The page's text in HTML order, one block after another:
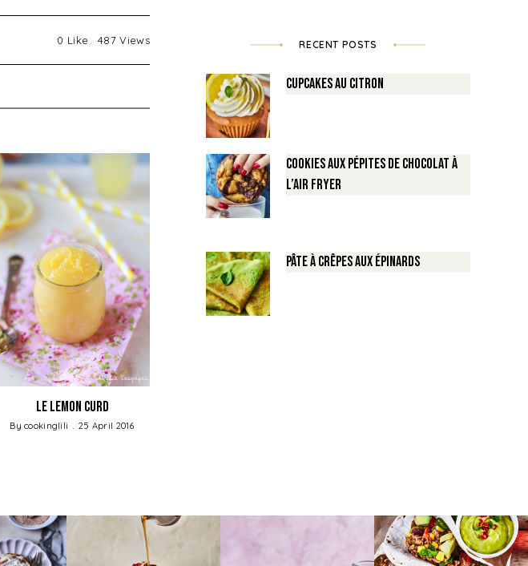
0 Like 487 Views
Le Lemon curd
Bycookinglili 25 April 2016
Pâte de Speculoos légère
cookinglili 5 January 2012
Pâte de Spéculoos Maison
Bycookinglili
RECENT POSTS
Cupcakes au Citron
Cookies aux pépites de Chocolat à
l’air fryer
Pâte à crêpes aux épinards